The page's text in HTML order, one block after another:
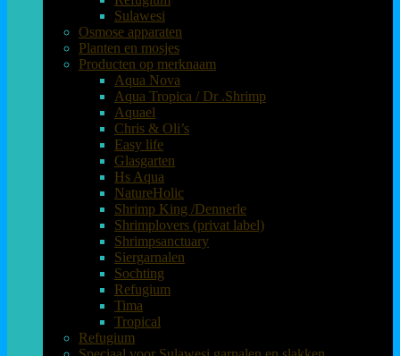
Sulawesi
Osmose apparaten
Planten en mosjes
Producten op merknaam
Aqua Nova
Aqua Tropica / Dr .Shrimp
Aquael
Chris & Oli’s
Easy life
Glasgarten
Hs Aqua
NatureHolic
Shrimp King /Dennerle
Shrimplovers (privat label)
Shrimpsanctuary
Siergarnalen
Sochting
Refugium
Tima
Tropical
Refugium